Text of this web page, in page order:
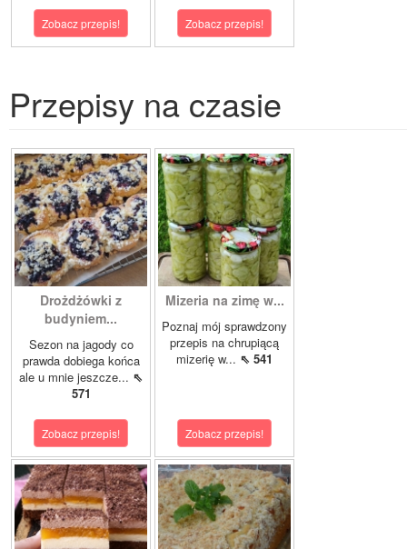
Zobacz przepis! Zobacz przepis!
Przepisy na czasie
Drożdżówki z
budyniem...
Sezon na jagody co
prawda dobiega końca
ale u mnie jeszcze... ⇖
571
Zobacz przepis!
Mizeria na zimę w...
Poznaj mój sprawdzony
przepis na chrupiącą
mizerię w... ⇖ 541
Zobacz przepis!